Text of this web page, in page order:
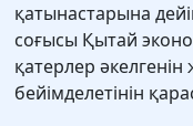
қатынастарына
соғысы Қытай
қатерлер
бейімделетінін